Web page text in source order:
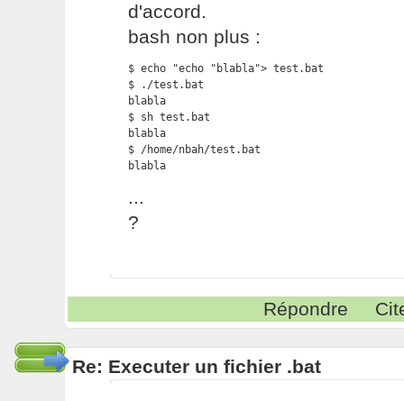
d'accord.
bash non plus :
$ echo "echo "blabla"> test.bat
$ ./test.bat
blabla
$ sh test.bat
blabla
$ /home/nbah/test.bat
blabla
...
?
Répondre
Re: Executer un fichier .bat